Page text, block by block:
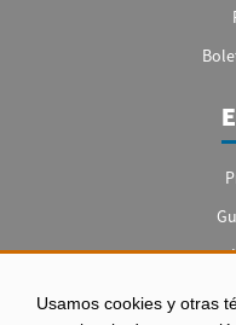
Usamos cookies y otras